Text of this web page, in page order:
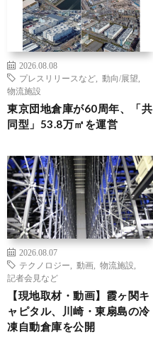
2026.08.08
プレスリリースなど
動向/展望
物流施設
東京団地倉庫が60周年、「共
同型」53.8万㎡を運営
2026.08.07
テクノロジー
動画 物流施設
記者会見など
【現地取材・動画】霞ヶ関キ
ャピタル、川崎・東扇島の冷
凍自動倉庫を公開